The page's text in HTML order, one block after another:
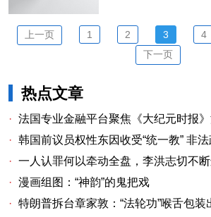
上一页 1 2 3 4
下一页
热点文章
· 法国专业金融平台聚焦《大纪元时报》洗钱案：企
· 韩国前议员权性东因收受“统一教” 非
· 一人认罪何以牵动全盘，李洪志切不
· 漫画组图：“神韵”的鬼把戏
· 特朗普拆台章家敦：“法轮功”喉舌包装